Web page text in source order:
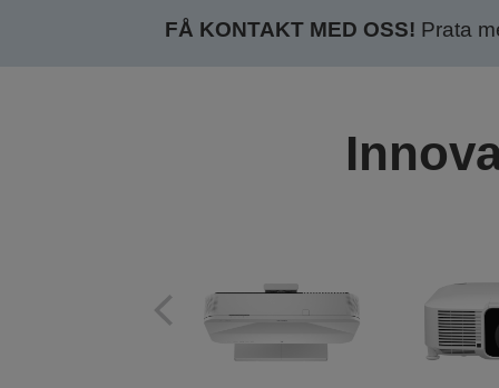
FÅ KONTAKT MED OSS! Prata